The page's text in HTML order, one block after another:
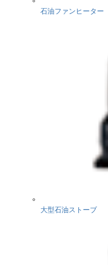
石油ファンヒーター
大型石油ストーブ